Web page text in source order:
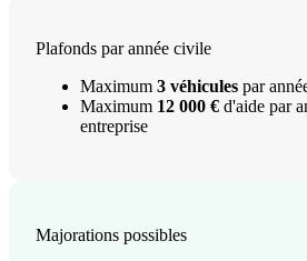
Plafonds par année civile
Maximum 3 véhicules par
Maximum 12 000 € d'aide par
entreprise
Majorations possibles